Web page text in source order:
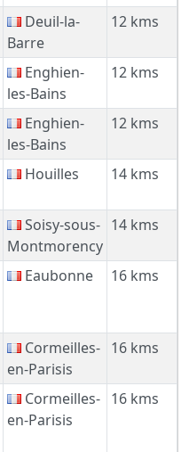
Deuil-la-
Barre
12 kms
Enghien-
les-Bains
12 kms
Enghien-
les-Bains
12 kms
Houilles 14 kms
Soisy-sous-
Montmorency
14 kms
Eaubonne 16 kms
Cormeilles-
en-Parisis
16 kms
Cormeilles-
en-Parisis
16 kms